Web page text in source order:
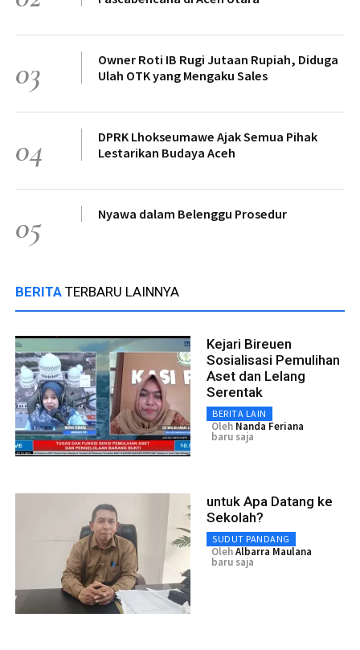
03
Owner Roti IB Rugi Jutaan Rupiah, Diduga
Ulah OTK yang Mengaku Sales
04
DPRK Lhokseumawe Ajak Semua Pihak
Lestarikan Budaya Aceh
05 Nyawa dalam Belenggu Prosedur
BERITA TERBARU LAINNYA
Kejari Bireuen
Sosialisasi Pemulihan
Aset dan Lelang
Serentak
BERITA LAIN
Oleh Nanda Feriana
baru saja
untuk Apa Datang ke
Sekolah?
SUDUT PANDANG
OlehAlbarra Maulana
baru saja